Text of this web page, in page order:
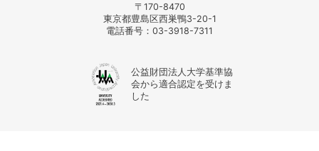
〒170-8470
東京都豊島区西巣鴨3-20-1
電話番号： 03-3918-7311
公益財団法人大学基準協
会から適合認定を受けま
した